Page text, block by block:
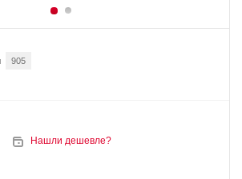
905
Нашли дешевле?